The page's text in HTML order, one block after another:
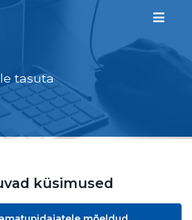
tasuta
küsimused